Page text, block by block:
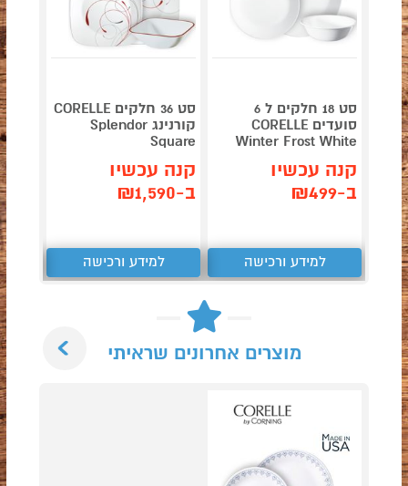
סט 18 חלקים ל 6
סועדים CORELLE
Winter Frost White
קנה עכשיו
ב-₪499
למידע ורכישה
סט 36 חלקים CORELLE
קורנינג Splendor
Square
קנה עכשיו
ב-₪1,590
למידע ורכישה
מוצרים אחרונים שראיתי